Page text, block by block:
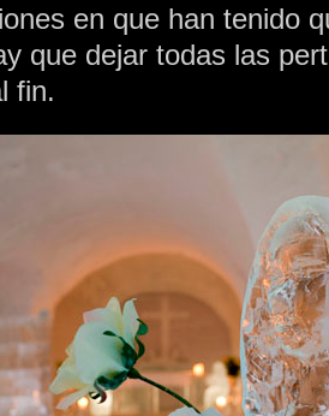
en que han tenido
que dejar todas las
fin.